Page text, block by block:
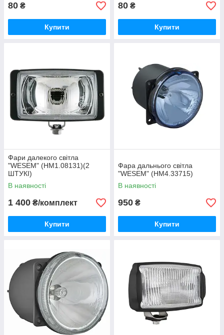
80 ₴
Купити
80 ₴
Купити
Фари далекого світла
"WESEM" (HM1.08131)(2
ШТУКІ)
В наявності
1 400 ₴/комплект
Купити
Фара дальнього світла
"WESEM" (HM4.33715)
В наявності
950 ₴
Купити